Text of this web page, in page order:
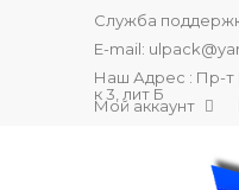
Служба
E-mail:
Наш Адрес : Пр-т
к 3, лит Б
Мой аккаунт